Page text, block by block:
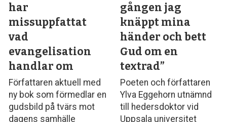
har
missuppfattat
vad
evangelisation
handlar om
Författaren aktuell med
ny bok som förmedlar en
gudsbild på tvärs mot
dagens samhälle
gången jag
knäppt mina
händer och bett
Gud om en
textrad”
Poeten och författaren
Ylva Eggehorn utnämnd
till hedersdoktor vid
Uppsala universitet